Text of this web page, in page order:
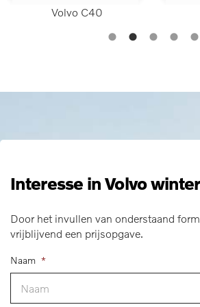
Volvo C40
Interesse in Volvo
Door het invullen van onderstaand
vrijblijvend een prijsopgave.
Naam *